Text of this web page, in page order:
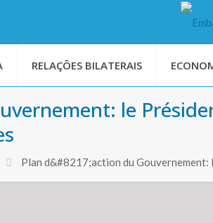
RELAÇÕES BILATERAIS
le
Plan d&#8217;action du